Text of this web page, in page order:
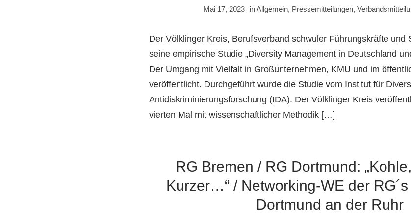
Mai 17, 2023 inAllgemein, Pressemitteilungen,
Der Völklinger Kreis, Berufsverband schwuler Führungskräfte und
seine empirische Studie „Diversity Management in Deutschland
Der Umgang mit Vielfalt in Großunternehmen, KMU und im
veröffentlicht. Durchgeführt wurde die Studie vom Institut für
Antidiskriminierungsforschung (IDA). Der Völklinger Kreis
vierten Mal mit wissenschaftlicher Methodik […]
RG Bremen / RG Dortmund:
Kurzer…“ / Networking-WE der
Dortmund an der Ruhr